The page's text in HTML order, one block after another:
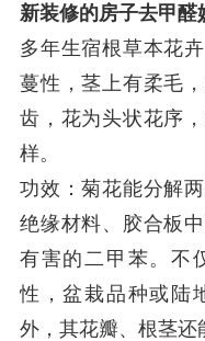
新装修的房子去甲醛
多年生宿根草本花
蔓性，茎上有柔毛
齿，花为头状花序
样。
功效：菊花能分解
绝缘材料、胶合板
有害的二甲苯。不
性，盆栽品种或陆
外，其花瓣、根茎还